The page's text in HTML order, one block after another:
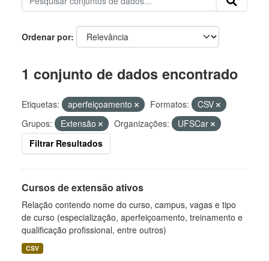
Ordenar por
1 conjunto de dados encontrado
Etiquetas: aperfeiçoamento Formatos:
CSV
Grupos:
Extensão Organizações:
UFSCar
Filtrar Resultados
Cursos de extensão ativos
Relação contendo nome do curso, campus, vagas e tipo
de curso (especialização, aperfeiçoamento, treinamento e
qualificação profissional, entre outros)
CSV